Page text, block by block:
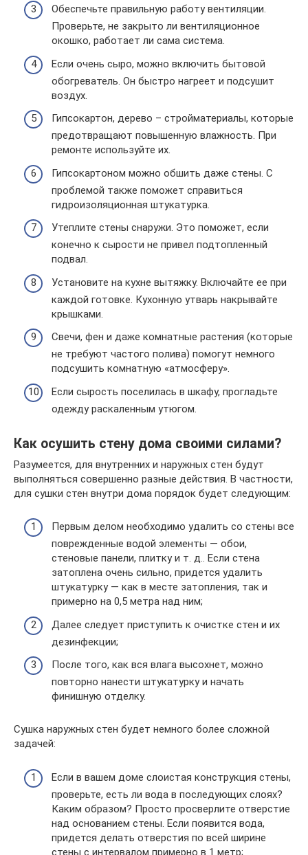
Обеспечьте правильную работу вентиляции.
Проверьте, не закрыто ли вентиляционное
окошко, работает ли сама система.
Если очень сыро, можно включить бытовой
обогреватель. Он быстро нагреет и подсушит
воздух.
Гипсокартон, дерево – стройматериалы, которые
предотвращают повышенную влажность. При
ремонте используйте их.
Гипсокартоном можно обшить даже стены. С
проблемой также поможет справиться
гидроизоляционная штукатурка.
Утеплите стены снаружи. Это поможет, если
конечно к сырости не привел подтопленный
подвал.
Установите на кухне вытяжку. Включайте ее при
каждой готовке. Кухонную утварь накрывайте
крышками.
Свечи, фен и даже комнатные растения (которые
не требуют частого полива) помогут немного
подсушить комнатную «атмосферу».
Если сырость поселилась в шкафу, прогладьте
одежду раскаленным утюгом.
Как осушить стену дома своими силами?
Разумеется, для внутренних и наружных стен будут
выполняться совершенно разные действия. В частности,
для сушки стен внутри дома порядок будет следующим:
Первым делом необходимо удалить со стены все
поврежденные водой элементы — обои,
стеновые панели, плитку и т. д.. Если стена
затоплена очень сильно, придется удалить
штукатурку — как в месте затопления, так и
примерно на 0,5 метра над ним;
Далее следует приступить к очистке стен и их
дезинфекции;
После того, как вся влага высохнет, можно
повторно нанести штукатурку и начать
финишную отделку.
Сушка наружных стен будет немного более сложной
задачей:
Если в вашем доме слоистая конструкция стены,
проверьте, есть ли вода в последующих слоях?
Каким образом? Просто просверлите отверстие
над основанием стены. Если появится вода,
придется делать отверстия по всей ширине
стены с интервалом примерно в 1 метр;